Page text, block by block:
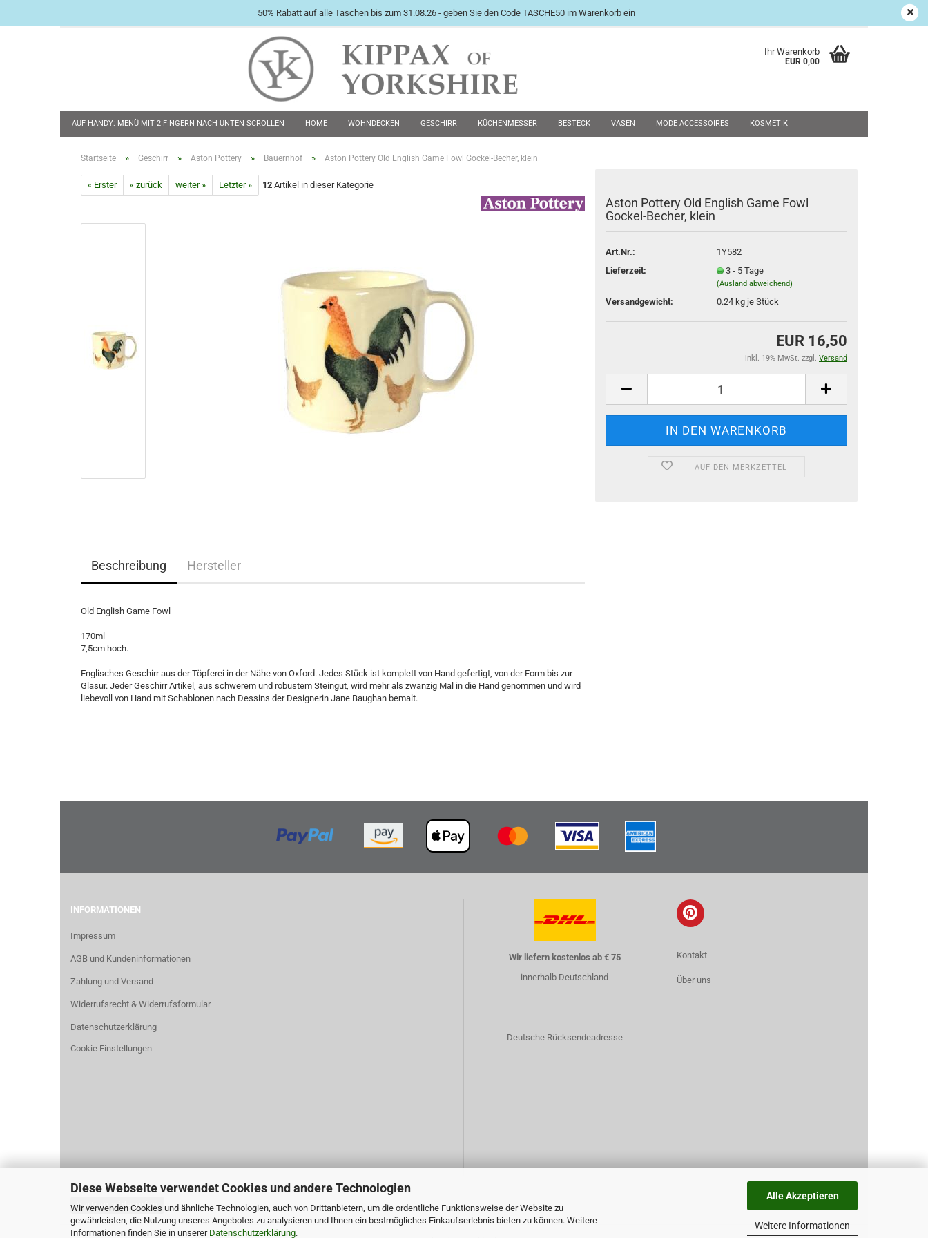
Diese Webseite verwendet Cookies und andere Technologien
Wir verwenden Cookies und ähnliche Technologien, auch von Drittanbietern, um die ordentliche Funktionsweise der Website zu
gewährleisten, die Nutzung unseres Angebotes zu analysieren und Ihnen ein bestmögliches Einkaufserlebnis bieten zu können. Weitere
Informationen finden Sie in unserer Datenschutzerklärung.
Alle Akzeptieren
Weitere Informationen
International English Language Shop
Konto erstellen
Ihr Warenkorb
EUR 0,00
50% Rabatt auf alle Taschen bis zum 31.08.26 - geben Sie den Code TASCHE50 im Warenkorb ein
AUF HANDY: MENÜ MIT 2 FINGERN NACH UNTEN SCROLLEN HOME WOHNDECKEN GESCHIRR KÜCHENMESSER BESTECK VASEN MODE ACCESSOIRES KOSMETIK
Startseite » Geschirr » Aston Pottery » Bauernhof » Aston Pottery Old English Game Fowl Gockel-Becher, klein
« Erster « zurück weiter » Letzter » 12 Artikel in dieser Kategorie
Aston Pottery Old English Game Fowl
Gockel-Becher, klein
Art.Nr.:
1Y582
Lieferzeit:
3 - 5 Tage
(Ausland abweichend)
Versandgewicht: 0.24kg je Stück
EUR 16,50
inkl. 19% MwSt. zzgl. Versand
AUF DEN MERKZETTEL
Beschreibung Hersteller
Old English Game Fowl
170ml
7,5cm hoch.
Englisches Geschirr aus der Töpferei in der Nähe von Oxford. Jedes Stück ist komplett von Hand gefertigt, von der Form bis zur
Glasur. Jeder Geschirr Artikel, aus schwerem und robustem Steingut, wird mehr als zwanzig Mal in die Hand genommen und wird
liebevoll von Hand mit Schablonen nach Dessins der Designerin Jane Baughan bemalt.
INFORMATIONEN
Impressum
AGB und Kundeninformationen
Zahlung und Versand
Widerrufsrecht & Widerrufsformular
Datenschutzerklärung
Cookie Einstellungen
Wir liefern kostenlos ab € 75
innerhalb Deutschland
Deutsche Rücksendeadresse
Kontakt
Über uns
Vertrag widerrufen